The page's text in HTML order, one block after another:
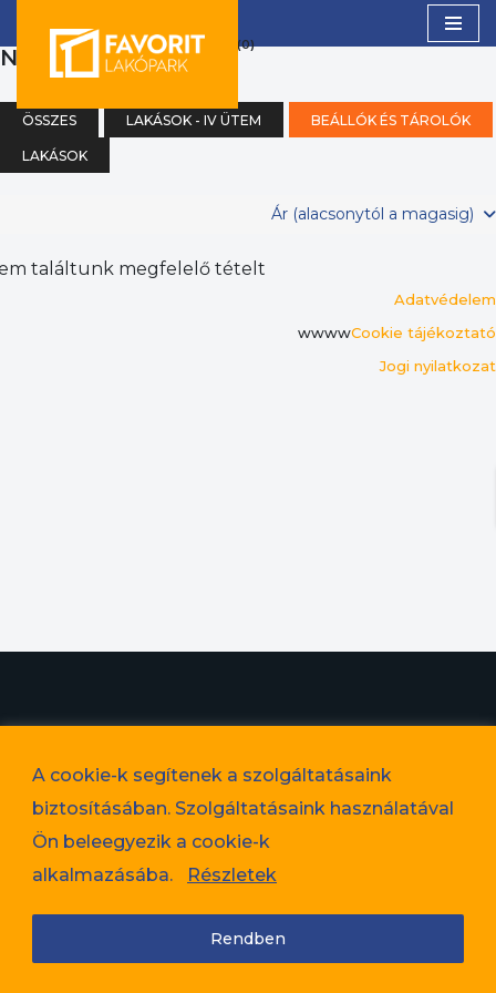
A cookie-k segítenek a szolgáltatásaink
biztosításában. Szolgáltatásaink használatával
Ön beleegyezik a cookie-k
alkalmazásába.
Részletek
Rendben
content
NAPPALI + 3 SZOBA (0)
ÖSSZES LAKÁSOK - IV ÜTEM BEÁLLÓK ÉS TÁROLÓK
LAKÁSOK
Ár (alacsonytól a magasig)
találtunk megfelelő tételt
Adatvédelem
wwwwCookie tájékoztató
Jogi nyilatkozat
Adatvédelem
Cookie tájékoztató